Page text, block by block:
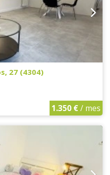
27 (4304)
1.350 €/ mes